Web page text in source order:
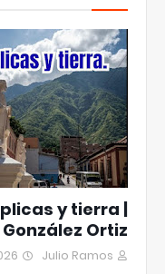
y tierra |
Ortiz
Julio Ramos
8/03/